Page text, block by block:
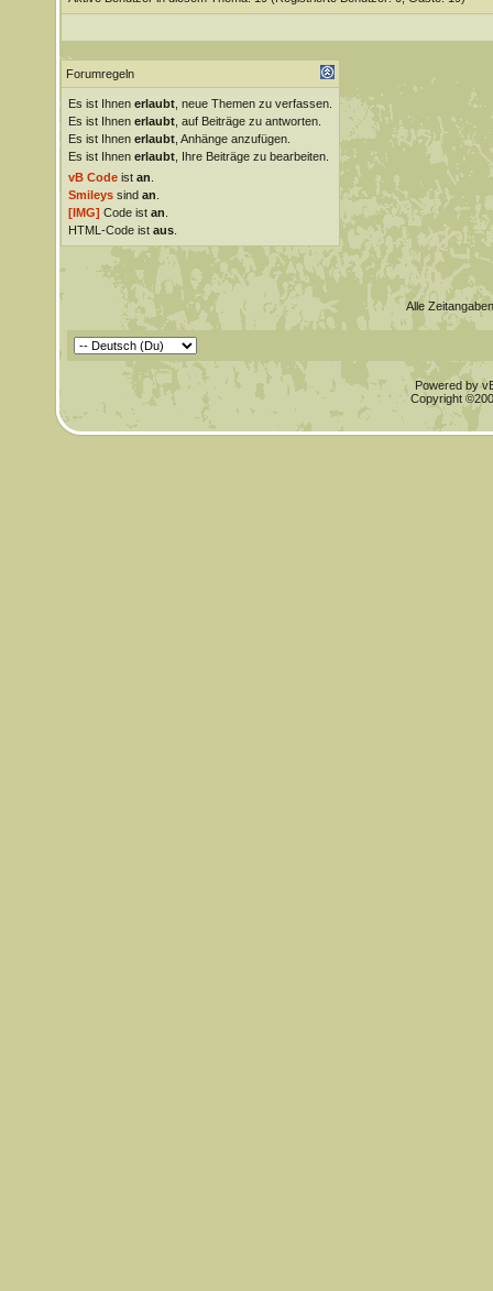
Forumregeln
Es ist Ihnen erlaubt, neue Themen zu verfassen.
Es ist Ihnen erlaubt, auf Beiträge zu antworten.
Es ist Ihnen erlaubt, Anhänge anzufügen.
Es ist Ihnen erlaubt, Ihre Beiträge zu bearbeiten.
vB Codeist an
Smileyssind an
[IMG] Code ist an
HTML-Code ist aus.
Alle
Powered by
Copyright